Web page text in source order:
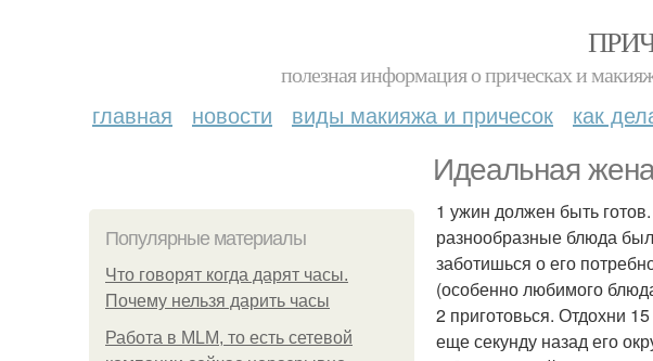
полезная информация о прическах и
главная новости виды макияжа и причесок как
Идеальная
Популярные материалы
Что говорят когда дарят часы.
Почему нельзя дарить часы
Работа в MLM, то есть сетевой
1 ужин должен быть
разнообразные блюда
заботишься о его
(особенно любимого
2 приготовься. Отдохни
еще секунду назад его